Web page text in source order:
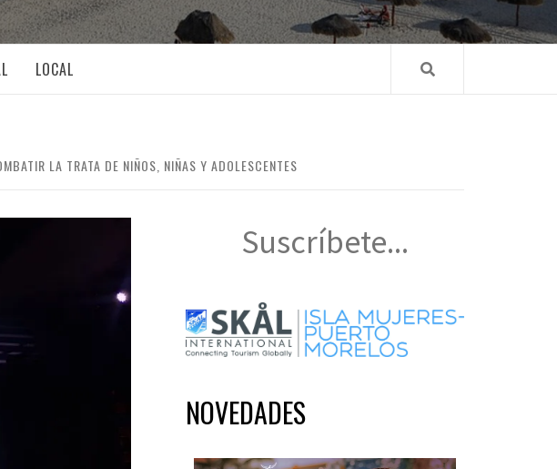
LOCAL
LA TRATA DE NIÑOS, NIÑAS Y ADOLESCENTES
Suscríbete...
NOVEDADES